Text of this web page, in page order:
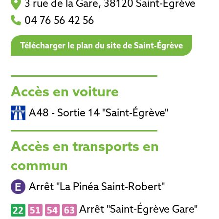
3 rue de la Gare, 38120 Saint-Égrève
04 76 56 42 56
Télécharger le plan du site de Saint-Égrève
Accès en voiture
A48 - Sortie 14 "Saint-Égrève"
Accès en transports en
commun
Arrêt "La Pinéa Saint-Robert"
Arrêt "Saint-Égrève Gare"